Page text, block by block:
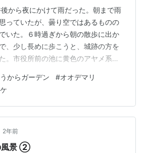
から夜にかけて雨だった。朝まで雨
っていたが、曇り空ではあるものの
いた。６時過ぎから朝の散歩に出か
、少し長めに歩こうと、城跡の方を
。市役所前の池に黄色のアヤメ系の
物らしい。繁殖力が強そうだ。 キシ
を抜け、今日は城跡を通らずに城跡
散策路を歩いた。桜の木々もすっか
冬場にカモが飛来する堀は、水が満
していたが、水鳥が多くいる季節に
った。 水位が回復した堀 …
からガーデン #オオデマリ
2年前
風景 ②